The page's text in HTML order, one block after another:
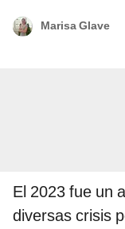
Marisa Glave
El 2023 fue un
diversas crisis